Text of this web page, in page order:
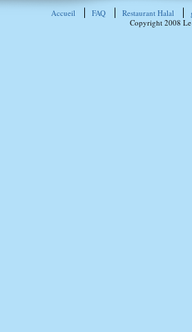
Accueil FAQ Restaurant Halal
Copyright 2008